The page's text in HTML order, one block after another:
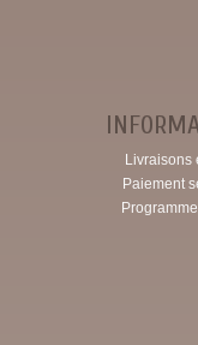
Livraisons
Paiement